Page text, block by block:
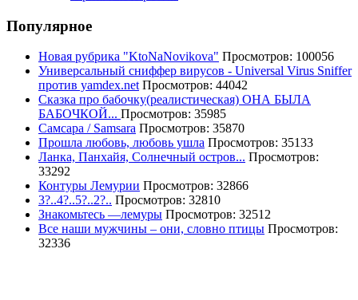
Популярное
Новая рубрика "KtoNaNovikova" Просмотров: 100056
Универсальный сниффер вирусов - Universal Virus Sniffer
против yamdex.net Просмотров: 44042
Сказка про бабочку(реалистическая) ОНА БЫЛА
БАБОЧКОЙ... Просмотров: 35985
Самсара / Samsara Просмотров: 35870
Прошла любовь, любовь ушла Просмотров: 35133
Ланка, Панхайя, Солнечный остров... Просмотров:
33292
Контуры Лемурии Просмотров: 32866
3?..4?..5?..2?.. Просмотров: 32810
Знакомьтесь —лемуры Просмотров: 32512
Все наши мужчины – они, словно птицы Просмотров:
32336